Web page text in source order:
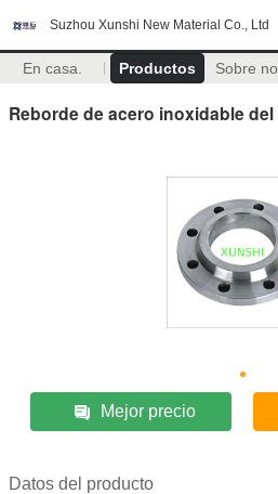
Suzhou Xunshi New Material Co., Ltd
En casa. Productos Sobre
Reborde de acero inoxidable
Mejor precio
Datos del producto